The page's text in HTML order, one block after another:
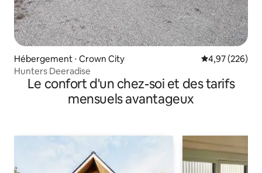
Hébergement ⋅ Crown City Évaluation
4,97 (226)
Hunters Deeradise
Le confort d'un chez-soi et des tarifs
mensuels avantageux